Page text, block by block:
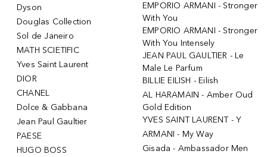
Dyson
Douglas Collection
Sol de Janeiro
MATH SCIETIFIC
Yves Saint Laurent
DIOR
CHANEL
Dolce & Gabbana
Jean Paul Gaultier
PAESE
HUGO BOSS
EMPORIO ARMANI - Stronger
With You
EMPORIO ARMANI - Stronger
With You Intensely
JEAN PAUL GAULTIER - Le
Male Le Parfum
BILLIE EILISH - Eilish
AL HARAMAIN - Amber Oud
Gold Edition
YVES SAINT LAURENT - Y
ARMANI - My Way
Gisada - Ambassador Men